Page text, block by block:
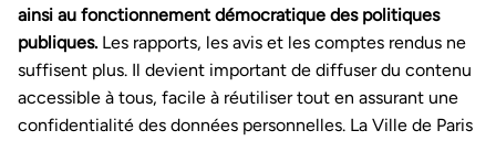
ainsi au fonctionnement démocratique des politiques
publiques. Les rapports, les avis et les comptes rendus ne
suffisent plus. Il devient important de diffuser du contenu
accessible à tous, facile à réutiliser tout en assurant une
confidentialité des données personnelles. La Ville de Paris